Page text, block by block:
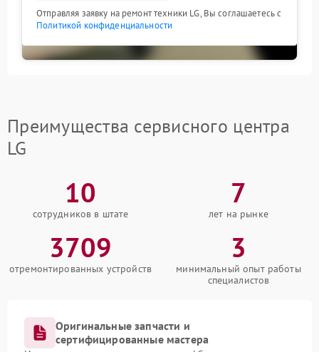
Отправляя заявку на ремонт техники LG, Вы соглашаетесь с
Политикой конфиденциальности
Преимущества сервисного центра
LG
10
сотрудников в штате
7
лет на рынке
3709
отремонтированных устройств
3
минимальный опыт работы
специалистов
Оригинальные запчасти и
сертифицированные мастера